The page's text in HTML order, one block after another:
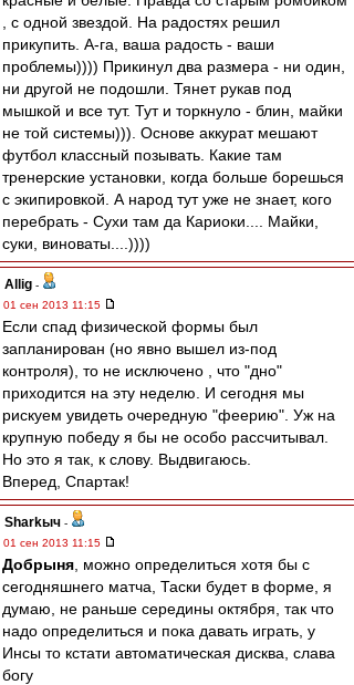
, с одной звездой. На радостях решил
прикупить. А-га, ваша радость - ваши
проблемы)))) Прикинул два размера - ни один,
ни другой не подошли. Тянет рукав под
мышкой и все тут. Тут и торкнуло - блин, майки
не той системы))). Основе аккурат мешают
футбол классный позывать. Какие там
тренерские установки, когда больше борешься
с экипировкой. А народ тут уже не знает, кого
перебрать - Сухи там да Кариоки.... Майки,
суки, виноваты....))))
Allig -
01 сен 2013 11:15
Если спад физической формы был
запланирован (но явно вышел из-под
контроля), то не исключено , что "дно"
приходится на эту неделю. И сегодня мы
рискуем увидеть очередную "феерию". Уж на
крупную победу я бы не особо рассчитывал.
Но это я так, к слову. Выдвигаюсь.
Вперед, Спартак!
Sharkыч -
01 сен 2013 11:15
Добрыня , можно определиться хотя бы с
сегодняшнего матча, Таски будет в форме, я
думаю, не раньше середины октября, так что
надо определиться и пока давать играть, у
Инсы то кстати автоматическая дисква, слава
богу